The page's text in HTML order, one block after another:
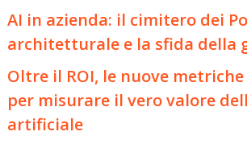
AI in azienda: il cimitero dei
architetturale e la sfida della
Oltre il ROI, le nuove metriche
per misurare il vero valore
artificiale